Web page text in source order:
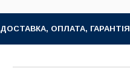
ДОСТАВКА, ОПЛАТА, ГАРАНТІЯ